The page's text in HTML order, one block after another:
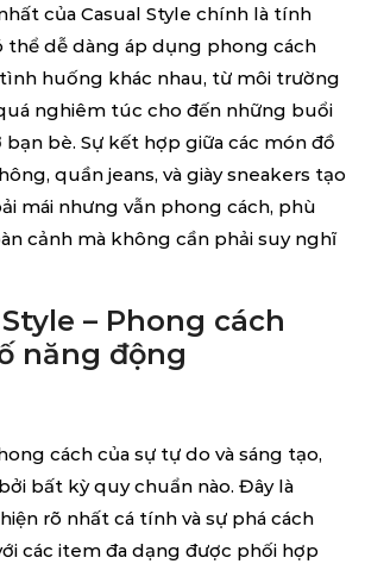
của Casual Style chính là tính
thể dễ dàng áp dụng phong cách
huống khác nhau, từ môi trường
nghiêm túc cho đến những buổi
bè. Sự kết hợp giữa các món đồ
quần jeans, và giày sneakers tạo
mái nhưng vẫn phong cách, phù
cảnh mà không cần phải suy nghĩ
– Phong cách
năng động
cách của sự tự do và sáng tạo,
bất kỳ quy chuẩn nào. Đây là
rõ nhất cá tính và sự phá cách
các item đa dạng được phối hợp